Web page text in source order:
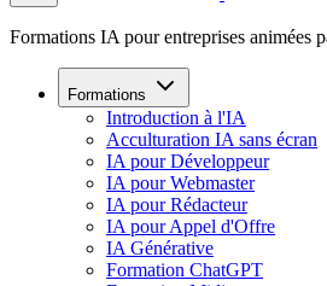
Formations IA pour entreprises animées
Formations
Introduction à l'IA
Acculturation IA sans écran
IA pour Développeur
IA pour Webmaster
IA pour Rédacteur
IA pour Appel d'Offre
IA Générative
Formation ChatGPT